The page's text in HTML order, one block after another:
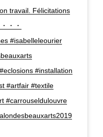
travail. Félicitations
・・
#isabelleleourier
#installation
#artfair #textile
#carrouseldulouvre